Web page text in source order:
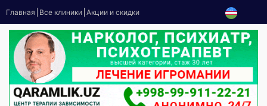
Главная Все клиники Акции и скидки